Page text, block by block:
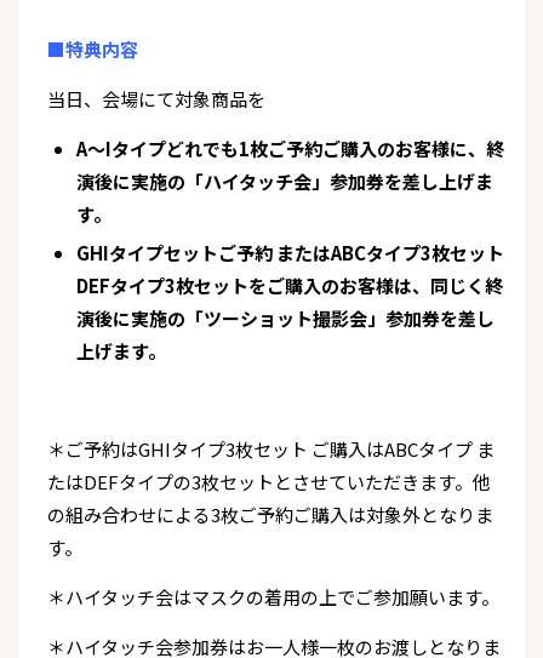
■特典内容
当日、会場にて対象商品を
A～Iタイプどれでも1枚ご予約ご購入のお客様に、終
演後に実施の「ハイタッチ会」参加券を差し上げま
す。
GHIタイプセットご予約 またはABCタイプ3枚セット
DEFタイプ3枚セットをご購入のお客様は、同じく終
演後に実施の「ツーショット撮影会」参加券を差し
上げます。
＊ご予約はGHIタイプ3枚セット ご購入はABCタイプ ま
たはDEFタイプの3枚セットとさせていただきます。他
の組み合わせによる3枚ご予約ご購入は対象外となりま
す。
＊ハイタッチ会はマスクの着用の上でご参加願います。
＊ハイタッチ会参加券はお一人様一枚のお渡しとなりま